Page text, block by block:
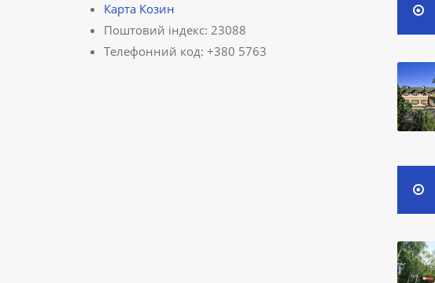
Карта Козин
Поштовий індекс: 23088
Телефонний код: +380 5763